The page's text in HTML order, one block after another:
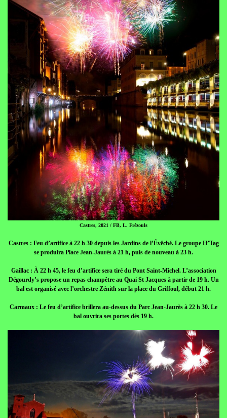
Castres, 2021 / FB, L. Frézouls
Castres : Feu d’artifice à 22 h 30 depuis les Jardins de l’Évêché. Le groupe H’Tag
se produira Place Jean-Jaurès à 21 h, puis de nouveau à 23 h.
Gaillac : À 22 h 45, le feu d’artifice sera tiré du Pont Saint-Michel. L’association
Dégourdy’s propose un repas champêtre au Quai St Jacques à partir de 19 h. Un
bal est organisé avec l’orchestre Zénith sur la place du Griffoul, début 21 h.
Carmaux : Le feu d’artifice brillera au-dessus du Parc Jean-Jaurès à 22 h 30. Le
bal ouvrira ses portes dès 19 h.